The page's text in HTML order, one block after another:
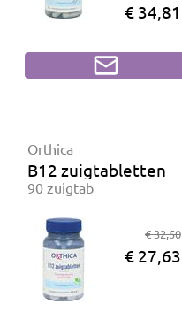
€ 34,81
Orthica
B12 zuigtabletten
90 zuigtab
€ 32,50
€ 27,63